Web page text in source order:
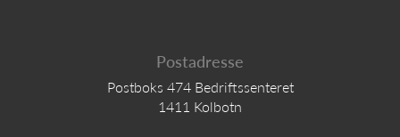
Postadresse
Postboks 474 Bedriftssenteret
1411 Kolbotn